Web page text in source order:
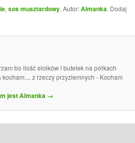
, sos musztardowy. Autor:Almanka. Dodaj
bo ilość słoików i butelek na półkach
z rzeczy przyziemnych - Kocham
jest Almanka →